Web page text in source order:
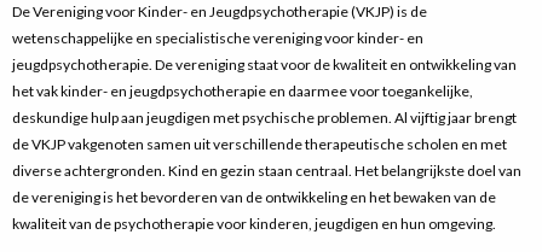
De Vereniging voor Kinder- en Jeugdpsychotherapie (VKJP) is de
wetenschappelijke en specialistische vereniging voor kinder- en
jeugdpsychotherapie. De vereniging staat voor de kwaliteit en ontwikkeling van
het vak kinder- en jeugdpsychotherapie en daarmee voor toegankelijke,
deskundige hulp aan jeugdigen met psychische problemen. Al vijftig jaar brengt
de VKJP vakgenoten samen uit verschillende therapeutische scholen en met
diverse achtergronden. Kind en gezin staan centraal. Het belangrijkste doel van
de vereniging is het bevorderen van de ontwikkeling en het bewaken van de
kwaliteit van de psychotherapie voor kinderen, jeugdigen en hun omgeving.